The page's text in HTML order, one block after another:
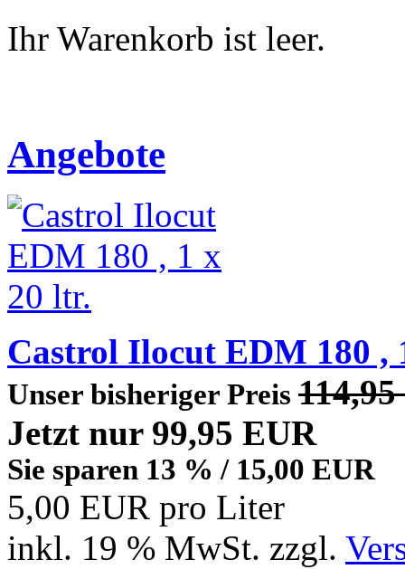
Ihr Warenkorb ist leer.
Angebote
Castrol Ilocut EDM 180 ,
Unser bisheriger Preis
Jetzt nur 99,95 EUR
Sie sparen 13 % / 15,00 EUR
5,00 EUR pro Liter
inkl. 19 % MwSt. zzgl.